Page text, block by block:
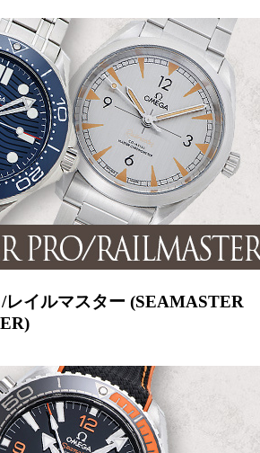
レイルマスター (SEAMASTER